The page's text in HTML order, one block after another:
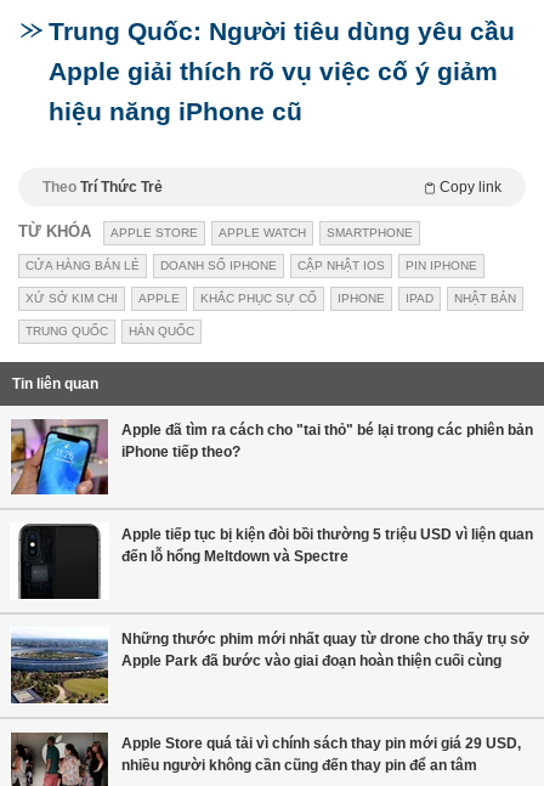
Trung Quốc: Người tiêu dùng yêu cầu
Apple giải thích rõ vụ việc cố ý giảm
hiệu năng iPhone cũ
Theo Trí Thức Trẻ Copy link
TỪ KHÓA APPLE STORE APPLE WATCH SMARTPHONE
CỬA HÀNG BÁN LẺ DOANH SỐ IPHONE CẬP NHẬT IOS PIN IPHONE
XỨ SỞ KIM CHI APPLE KHẮC PHỤC SỰ CỐ IPHONE IPAD NHẬT BẢN
TRUNG QUỐC HÀN QUỐC
Tin liên quan
Apple đã tìm ra cách cho "tai thỏ" bé lại trong các phiên bản
iPhone tiếp theo?
Apple tiếp tục bị kiện đòi bồi thường 5 triệu USD vì liện quan
đến lỗ hổng Meltdown và Spectre
Những thước phim mới nhất quay từ drone cho thấy trụ sở
Apple Park đã bước vào giai đoạn hoàn thiện cuối cùng
Apple Store quá tải vì chính sách thay pin mới giá 29 USD,
nhiều người không cần cũng đến thay pin để an tâm